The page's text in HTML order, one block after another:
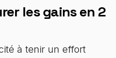
les gains en 2
à tenir un effort